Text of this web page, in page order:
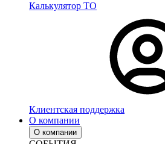
Калькулятор ТО
Клиентская поддержка
О компании
О компании